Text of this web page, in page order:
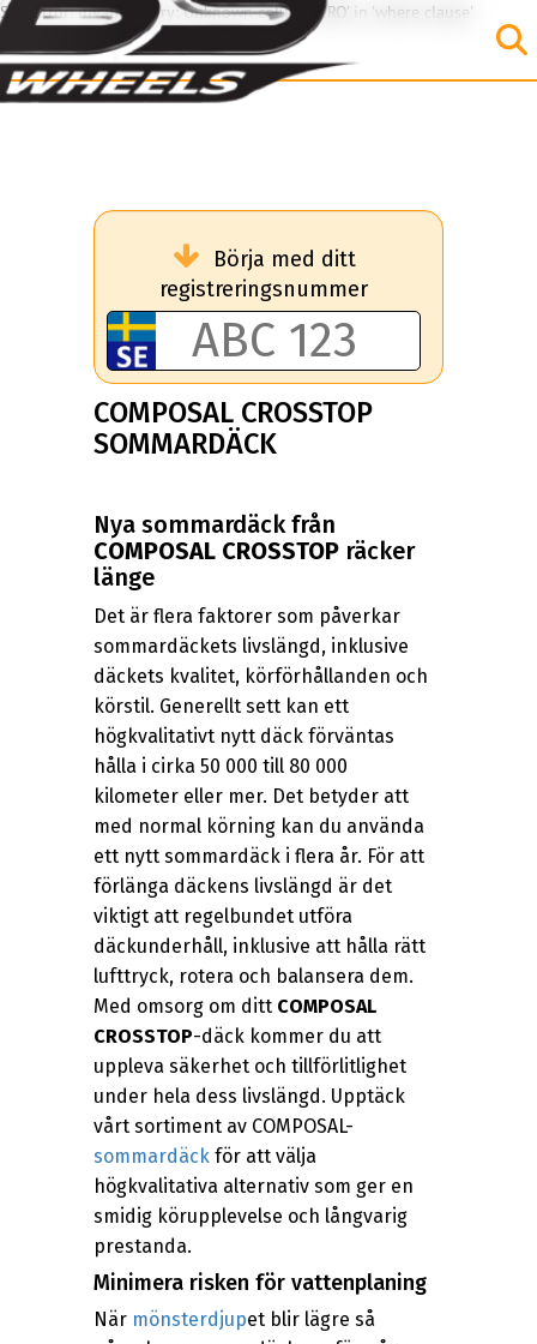
SQL Error: Invalid query: Unknown column 'CRO' in 'where clause'
Börja med ditt
registreringsnummer
COMPOSAL CROSSTOP
SOMMARDÄCK
Nya sommardäck från
COMPOSAL CROSSTOPräcker
länge
Det är flera faktorer som påverkar
sommardäckets livslängd, inklusive
däckets kvalitet, körförhållanden och
körstil. Generellt sett kan ett
högkvalitativt nytt däck förväntas
hålla i cirka 50 000 till 80 000
kilometer eller mer. Det betyder att
med normal körning kan du använda
ett nytt sommardäck i flera år. För att
förlänga däckens livslängd är det
viktigt att regelbundet utföra
däckunderhåll, inklusive att hålla rätt
lufttryck, rotera och balansera dem.
Med omsorg om ditt COMPOSAL
CROSSTOP-däck kommer du att
uppleva säkerhet och tillförlitlighet
under hela dess livslängd. Upptäck
vårt sortiment av COMPOSAL-
sommardäckför att välja
högkvalitativa alternativ som ger en
smidig körupplevelse och långvarig
prestanda.
Minimera risken för vattenplaning
När mönsterdjupet blir lägre så